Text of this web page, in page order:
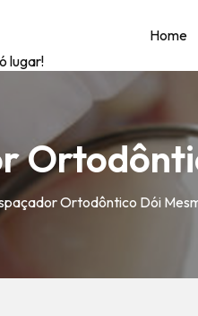
lugar!
Home
Ortodôntico Dói